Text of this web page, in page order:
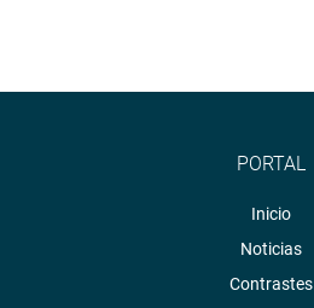
PORTAL
Inicio
Noticias
Contrastes